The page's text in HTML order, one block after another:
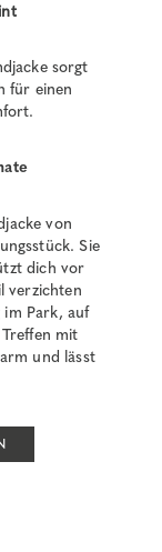
sorgt
für einen
von
Sie
dich vor
verzichten
im Park, auf
mit
und lässt